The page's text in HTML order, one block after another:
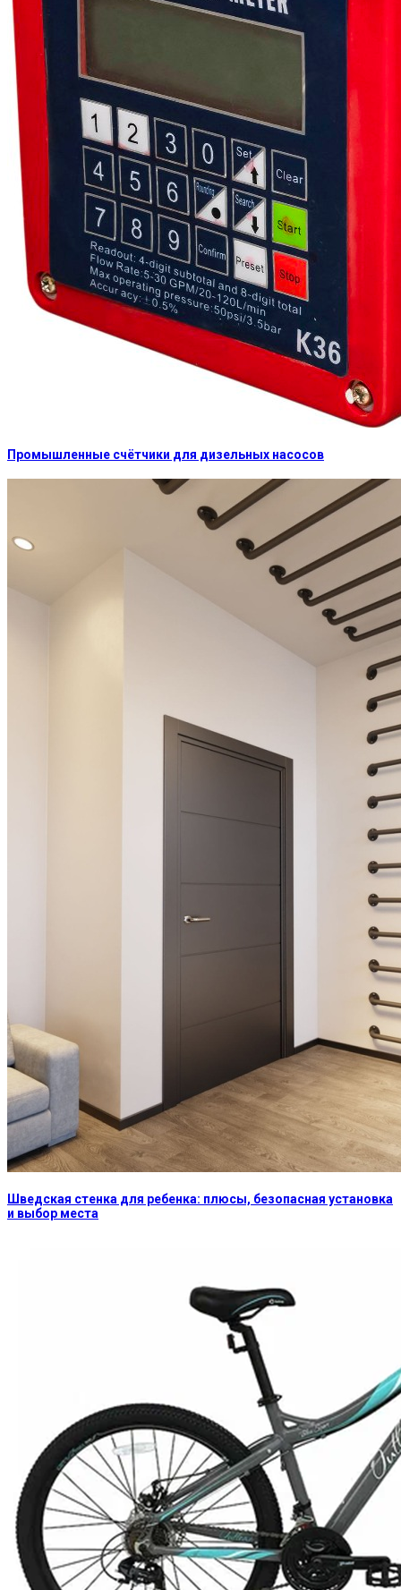
Промышленные счётчики для дизельных насосов
Шведская стенка для ребенка: плюсы, безопасная установка
и выбор места